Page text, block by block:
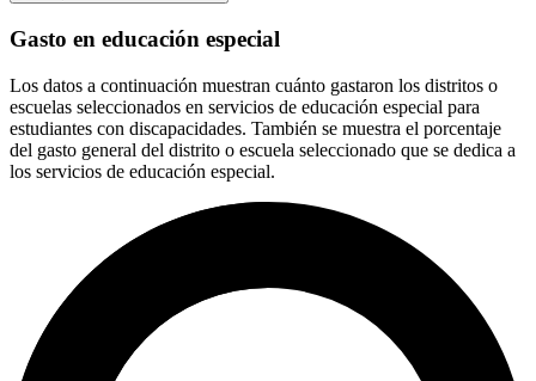
Gasto en educación especial
Los datos a continuación muestran cuánto gastaron los distritos o
escuelas seleccionados en servicios de educación especial para
estudiantes con discapacidades. También se muestra el porcentaje
del gasto general del distrito o escuela seleccionado que se dedica a
los servicios de educación especial.